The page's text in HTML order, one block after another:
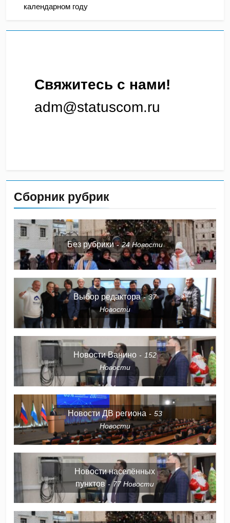
календарном году
Свяжитесь с нами!
adm@statuscom.ru
Сборник рубрик
Без рубрики 24Новости
Выбор редактора
37
Новости
Новости Ванино
152
Новости
Новости ДВ региона
53
Новости
Новости населённых
пунктов
77Новости